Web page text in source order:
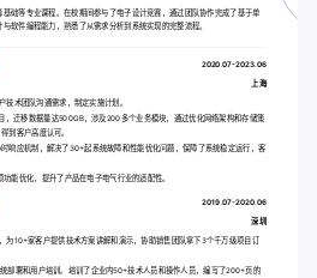
础等专业课程。在校期间参与了电子设计竞赛，通过团队协作完成了基于单
软件编程能力，熟悉了从需求分析到系统实现的完整流程。
2020.07-2023.06
上海
技术团队沟通需求，制定实施计划。
，迁移数据量达500GB，涉及200多个业务模块，通过优化网络架构和存储策
到客户高度认可。
响应机制，解决了30+起系统故障和性能优化问题，保障了系统稳定运行，客
能优化，提升了产品在电子电气行业的适配性。
2019.07-2020.06
深圳
为10+家客户提供技术方案讲解和演示，协助销售团队拿下3个千万级项目订
部署和用户培训。培训了企业内50+技术人员和操作人员，编写了200+页的